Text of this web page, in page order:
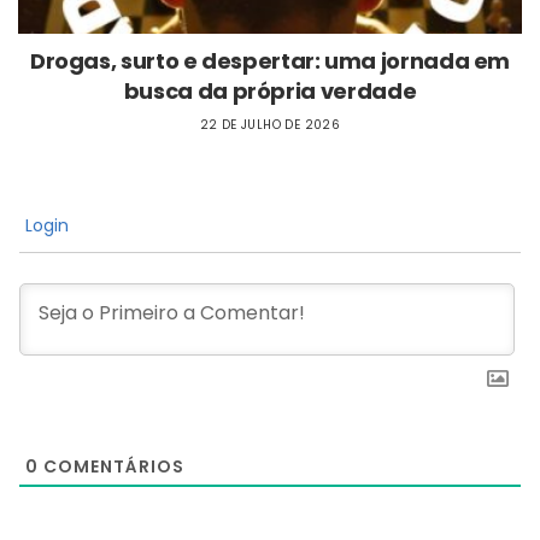
Drogas, surto e despertar: uma jornada em
busca da própria verdade
22 DE JULHO DE 2026
Login
0 COMENTÁRIOS